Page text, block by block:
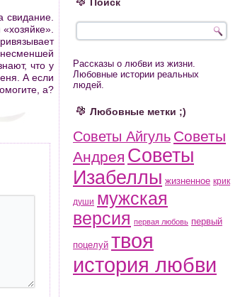
свидание.
что у
А если
а?
Рассказы о любви из жизни.
Любовные истории реальных
людей.
Любовные метки ;)
Советы Айгуль Советы
Андрея Советы
Изабеллы жизненное крик
души мужская
версия первая любовь первый
поцелуй твоя
история любви